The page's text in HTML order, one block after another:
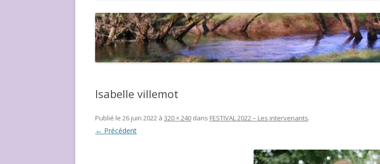
LA CHARTE DU FESTIVAL
LE FESTIVAL DEPUIS 2015 – QUI
SOMMES-NOUS ?
LE FESTIVAL DEPUIS 2015…OU
ALLONS-NOUS ?
Isabelle villemot
Publié le 26 juin 2022 à 320 × 240 dans FESTIVAL 2022 – Les intervenants.
← Précédent